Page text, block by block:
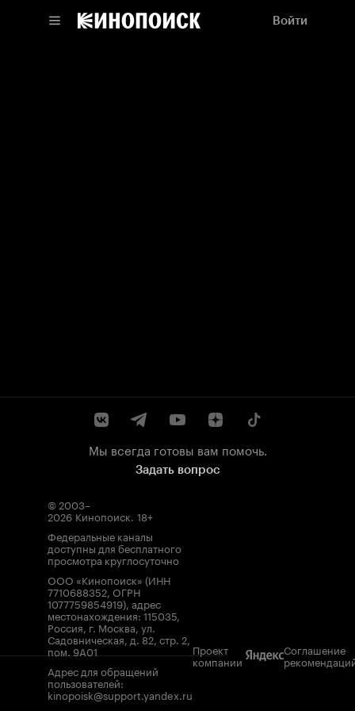
Войти
Мы всегда готовы вам помочь.
Задать вопрос
© 2003–
2026 Кинопоиск. 18+
Федеральные каналы
доступны для бесплатного
просмотра круглосуточно
ООО «Кинопоиск» (ИНН
7710688352, ОГРН
1077759854919), адрес
местонахождения: 115035,
Россия, г. Москва, ул.
Садовническая, д. 82, стр. 2,
пом. 9А01
Адрес для обращений
пользователей:
kinopoisk@support.yandex.ru
Проект
компании
Соглашение